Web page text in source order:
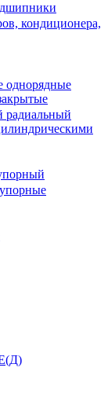
кондиционера,
однорядные
радиальный